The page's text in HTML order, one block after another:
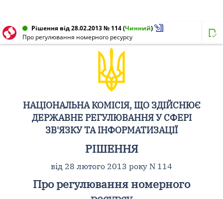
Рішення від 28.02.2013 № 114(Чинний)
Про регулювання номерного ресурсу
НАЦІОНАЛЬНА КОМІСІЯ, ЩО ЗДІЙСНЮЄ
ДЕРЖАВНЕ РЕГУЛЮВАННЯ У СФЕРІ
ЗВ'ЯЗКУ ТА ІНФОРМАТИЗАЦІЇ
РІШЕННЯ
від 28 лютого 2013 року N 114
Про регулювання номерного